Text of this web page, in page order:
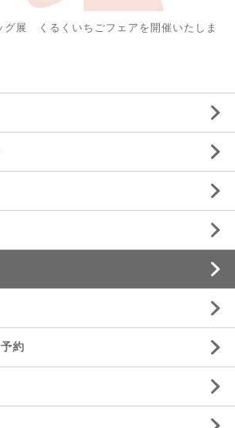
グ展 くるくいちごフェアを開催いたしま
約